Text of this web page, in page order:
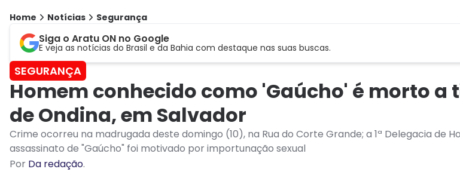
Home Notícias Segurança
Siga o Aratu ON no Google
E veja as notícias do Brasil e da Bahia com destaque nas suas buscas.
SEGURANÇA
Homem conhecido como 'Gaúcho' é morto a
de Ondina, em Salvador
Crime ocorreu na madrugada deste domingo (10), na Rua do Corte Grande; a 1ª Delegacia de
assassinato de "Gaúcho" foi motivado por importunação sexual
Por Da redação.